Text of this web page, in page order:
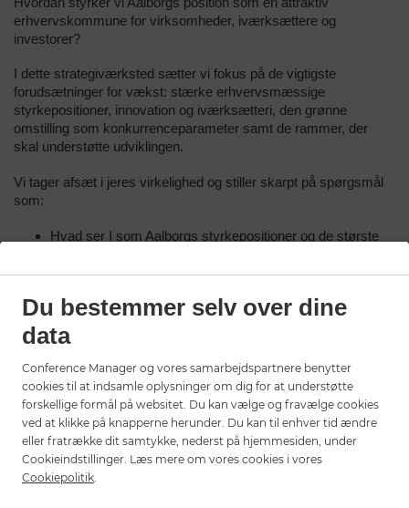
erhvervskommune for virksomheder, iværksættere og
investorer?
I dette strategiværksted sætter vi fokus på de vigtigste
forudsætninger for vækst: stærke erhvervsmæssige
styrkepositioner, innovation og iværksætteri, den grønne
omstilling som konkurrenceparameter samt de rammer, der
skal understøtte udviklingen.
Vi tager afsæt i jeres virkelighed og stiller skarpt på spørgsmål
som:
Hvad ser I som Aalborgs styrkepositioner og de største
Hvad står i vejen for vækst i dag?
etablering og drift af 3. Limfjordsforbindelse?
Hvad skal der til for at styrke innovation, iværksætteri og
investeringer lokalt?
Hvordan kan grøn omstilling i højere grad blive en
forretningsmulighed?
Og hvor kan kommunen gøre den største forskel?
Målet er at samle konkrete perspektiver og prioriteringer, der
kan styrke vækstvilkårene og gøre Aalborg endnu mere attraktiv
for virksomheder, iværksættere og investorer i de kommende
år.
Du bestemmer selv over dine
data
Conference Manager og vores samarbejdspartnere benytter
cookies til at indsamle oplysninger om dig for at understøtte
forskellige formål på websitet. Du kan vælge og fravælge cookies
ved at klikke på knapperne herunder. Du kan til enhver tid ændre
eller fratrække dit samtykke, nederst på hjemmesiden, under
Cookieindstillinger. Læs mere om vores cookies i vores
Cookiepolitik